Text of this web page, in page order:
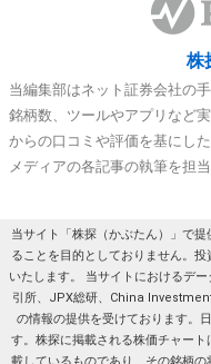
株
当編集部はネット証券会社の
銘柄数、ツールやアプリなど
からの口コミや評価を基にし
メディアの各記事の執筆を担
当サイト「株探（かぶたん）」で
ることを目的としておりません。
いたします。 当サイトにおけるデ
引所、JPX総研、China
の情報の提供を受けております。
す。株探に掲載される株価チャー